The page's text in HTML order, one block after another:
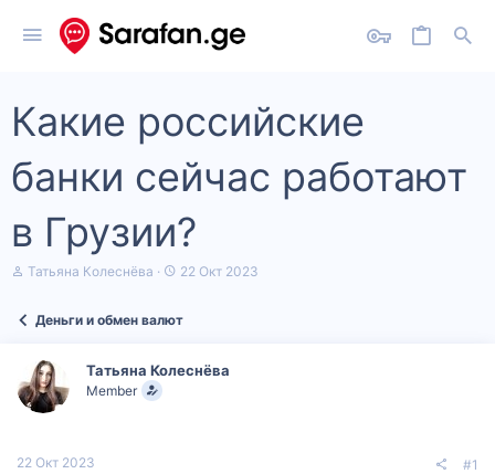
Какие российские
банки сейчас работают
в Грузии?
А
е
м
ы
Татьяна Колеснёва
Д
а
ч
22 Окт 2023
Деньги и обмен валют
Татьяна Колеснёва
Member
22 Окт 2023 #1